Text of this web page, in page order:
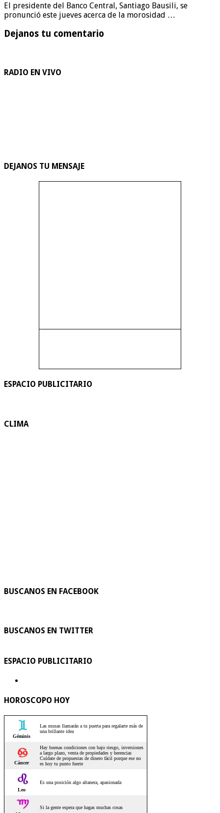
El presidente del Banco Central, Santiago Bausili, se
pronunció este jueves acerca de la morosidad …
Dejanos tu comentario
RADIO EN VIVO
DEJANOS TU MENSAJE
ESPACIO PUBLICITARIO
CLIMA
BUSCANOS EN FACEBOOK
BUSCANOS EN TWITTER
ESPACIO PUBLICITARIO
HOROSCOPO HOY